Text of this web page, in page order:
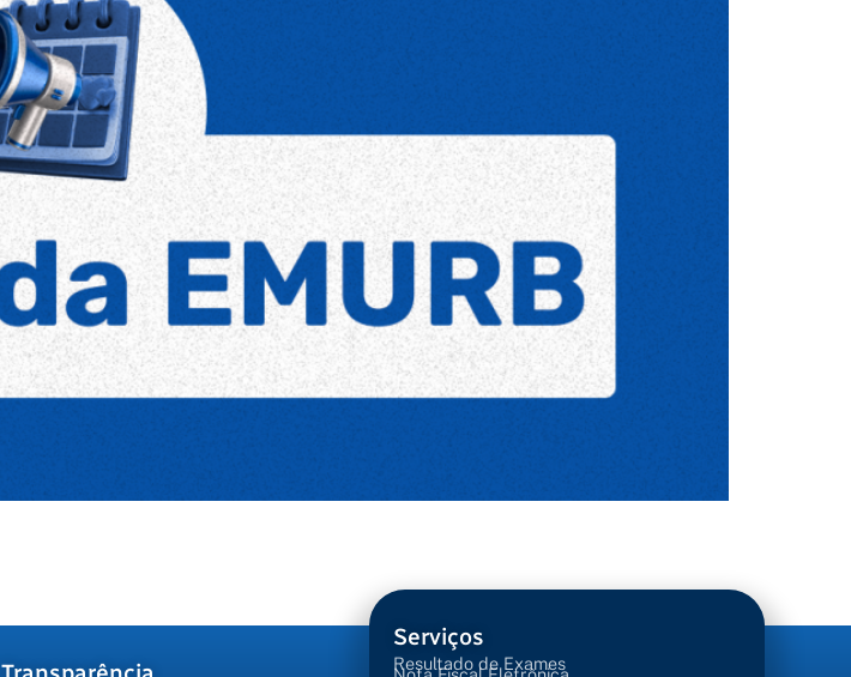
Serviços
Resultado de Exames